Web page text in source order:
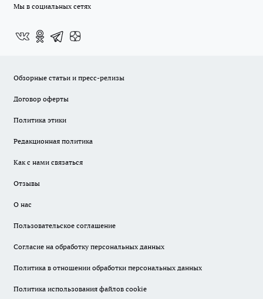
Мы в социальных сетях
Обзорные статьи и пресс-релизы
Договор оферты
Политика этики
Редакционная политика
Как с нами связаться
Отзывы
О нас
Пользовательское соглашение
Согласие на обработку персональных данных
Политика в отношении обработки персональных данных
Политика использования файлов cookie